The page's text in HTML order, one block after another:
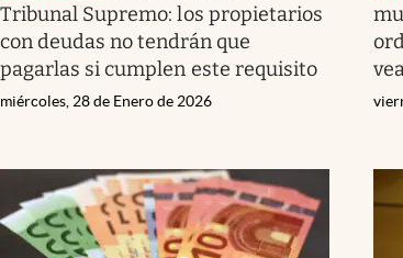
Tribunal Supremo: los propietarios
con deudas no tendrán que
pagarlas si cumplen este requisito
miércoles, 28 de Enero de 2026